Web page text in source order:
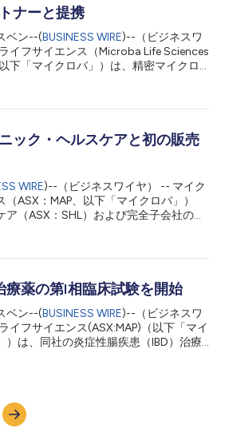
ナーと提携
ベン--(BUSINESS WIRE)--（ビジネスワ
イフサイエンス（Microba Life Sciences
下「マイクロバ」）は、精密マイクロ
発表したこと、もうひとつはオーストラ
あるIntegrated Gut Healthとの戦略的提
ケアの変革： MetaPanel™が高い臨床的
リアの著名な消化器内科医であるジェ
びグラハム・ラドフォード・スミス准教
た臨床研究により、マイクロバの
病および潰瘍性大腸炎を含む炎症性腸
おいて、説得力のある高い臨床有用性
ック・ヘルスケアと初の販売
WIRE)--（ビジネスワイヤ） -- マイク
ASX：MAP、以下「マイクロバ」）
（ASX：SHL）および完全子会社のダ
る商業契約（販売契約）を締結したこ
が2022年11月29日に行ったマイクロ
ソニックとマイクロバは、マイクロバ
査技術をソニック・ヘルスケアの主要市
トナーシップの初期条件に合意しまし
イクロバの...
療薬の第I相臨床試験を開始
ベン--(BUSINESS WIRE)--（ビジネスワ
イフサイエンス(ASX:MAP)（以下「マイ
）は、同社の炎症性腸疾患（IBD）治療
万人もの人々に対する新たな治療の選択
床開発が開始されることになります。
ティクス部門SVPであるトレント・マン